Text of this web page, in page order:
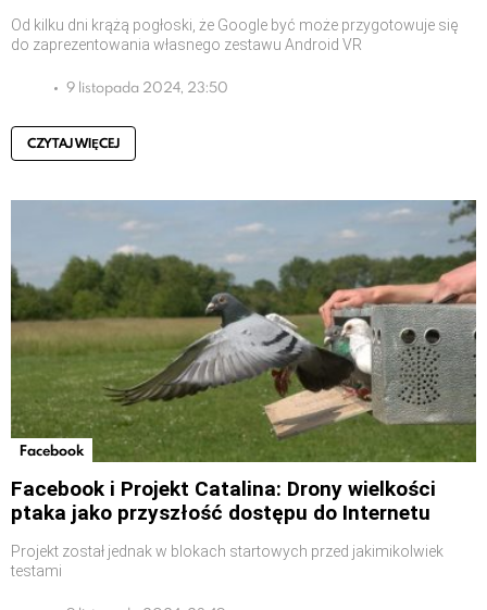
Od kilku dni krążą pogłoski, że Google być może przygotowuje się
do zaprezentowania własnego zestawu Android VR
9 listopada 2024, 23:50
CZYTAJ WIĘCEJ
Facebook
Facebook i Projekt Catalina: Drony wielkości
ptaka jako przyszłość dostępu do Internetu
Projekt został jednak w blokach startowych przed jakimikolwiek
testami